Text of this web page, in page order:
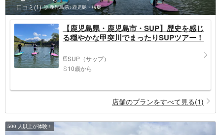
口コミ(1) 鹿児島県>鹿児島・桜島
【鹿児島県・鹿児島市・SUP】歴史を感じ
る穏やかな甲突川でまったりSUPツアー！
SUP（サップ）
10歳から
店舗のプランをすべて見る(1)
500 人以上が体験！